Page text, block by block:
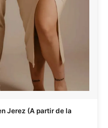
Jerez (A partir de la